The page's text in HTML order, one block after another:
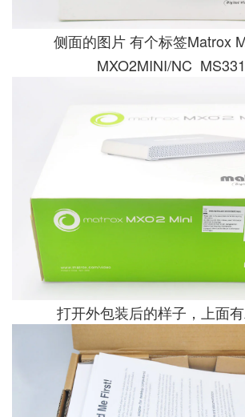
侧面的图片 有个标签Matrox
MXO2MINI/NC
打开外包装后的样子，上面有